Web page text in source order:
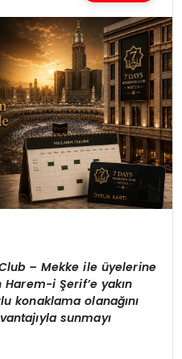
– Mekke ile üyelerine
Harem-i Şerif’e yakın
konaklama olanağını
sunmayı